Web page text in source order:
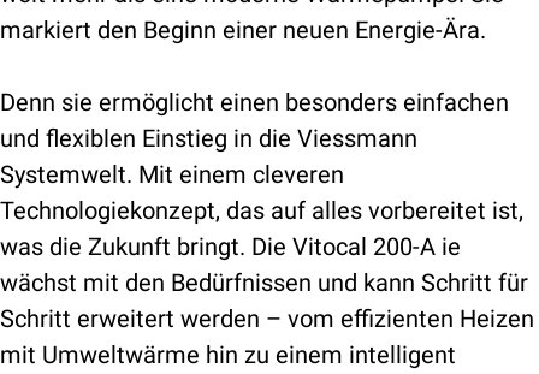
markiert den Beginn einer neuen Energie-Ära.
Denn sie ermöglicht einen besonders einfachen
und flexiblen Einstieg in die Viessmann
Systemwelt. Mit einem cleveren
Technologiekonzept, das auf alles vorbereitet ist,
was die Zukunft bringt. Die Vitocal 200-A ie
wächst mit den Bedürfnissen und kann Schritt für
Schritt erweitert werden – vom effizienten Heizen
mit Umweltwärme hin zu einem intelligent